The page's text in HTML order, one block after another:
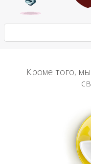
Кроме того,